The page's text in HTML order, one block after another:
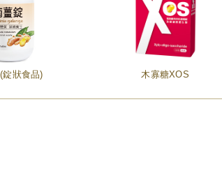
錠狀食品) 木寡糖XOS